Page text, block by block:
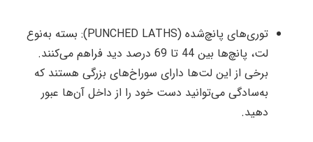
توری‌های پانچ‌شده (PUNCHED LATHS): بسته به‌نوع
لت، پانچ‌ها بین 44 تا 69 درصد دید فراهم می‌کنند.
برخی از این لت‌ها دارای سوراخ‌های بزرگی هستند که
به‌سادگی می‌توانید دست خود را از داخل آن‌ها عبور
دهید.